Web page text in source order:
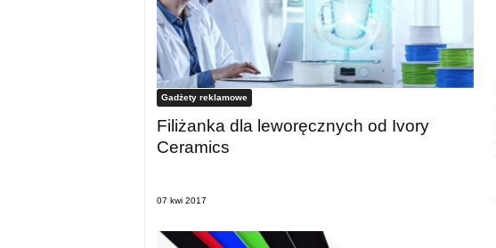
Gadżety reklamowe
Filiżanka dla leworęcznych od Ivory
Ceramics
07 kwi 2017